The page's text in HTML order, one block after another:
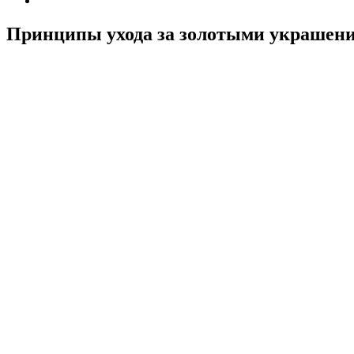
Принципы ухода за золотыми